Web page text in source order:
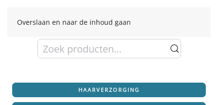
Overslaan en naar de inhoud gaan
Zoeken
naar:
HAARVERZORGING